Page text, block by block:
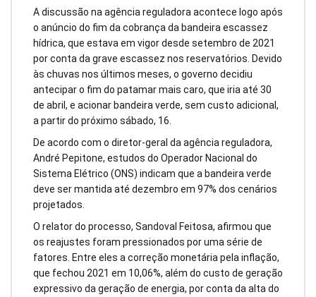
A discussão na agência reguladora acontece logo após
o anúncio do fim da cobrança da bandeira escassez
hídrica, que estava em vigor desde setembro de 2021
por conta da grave escassez nos reservatórios. Devido
às chuvas nos últimos meses, o governo decidiu
antecipar o fim do patamar mais caro, que iria até 30
de abril, e acionar bandeira verde, sem custo adicional,
a partir do próximo sábado, 16.
De acordo com o diretor-geral da agência reguladora,
André Pepitone, estudos do Operador Nacional do
Sistema Elétrico (ONS) indicam que a bandeira verde
deve ser mantida até dezembro em 97% dos cenários
projetados.
O relator do processo, Sandoval Feitosa, afirmou que
os reajustes foram pressionados por uma série de
fatores. Entre eles a correção monetária pela inflação,
que fechou 2021 em 10,06%, além do custo de geração
expressivo da geração de energia, por conta da alta do